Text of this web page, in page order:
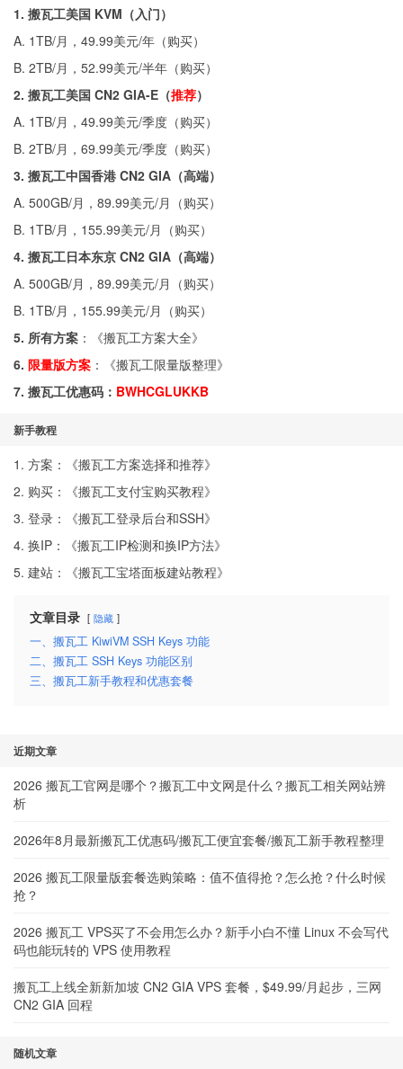
1. 搬瓦工美国 KVM（入门）
A. 1TB/月，49.99美元/年（购买）
B. 2TB/月，52.99美元/半年（购买）
2. 搬瓦工美国 CN2 GIA-E（推荐）
A. 1TB/月，49.99美元/季度（购买）
B. 2TB/月，69.99美元/季度（购买）
3. 搬瓦工中国香港 CN2 GIA（高端）
A. 500GB/月，89.99美元/月（购买）
B. 1TB/月，155.99美元/月（购买）
4. 搬瓦工日本东京 CN2 GIA（高端）
A. 500GB/月，89.99美元/月（购买）
B. 1TB/月，155.99美元/月（购买）
5. 所有方案 ：《搬瓦工方案大全》
6. 限量版方案 ：《搬瓦工限量版整理》
7. 搬瓦工优惠码： BWHCGLUKKB
新手教程
1. 方案：《搬瓦工方案选择和推荐》
2. 购买：《搬瓦工支付宝购买教程》
3. 登录：《搬瓦工登录后台和SSH》
4. 换IP：《搬瓦工IP检测和换IP方法》
5. 建站：《搬瓦工宝塔面板建站教程》
文章目录 隐藏
一、搬瓦工 KiwiVM SSH Keys 功能
二、搬瓦工 SSH Keys 功能区别
三、搬瓦工新手教程和优惠套餐
近期文章
2026 搬瓦工官网是哪个？搬瓦工中文网是什么？搬瓦工相关网站辨
析
2026年8月最新搬瓦工优惠码/搬瓦工便宜套餐/搬瓦工新手教程整理
2026 搬瓦工限量版套餐选购策略：值不值得抢？怎么抢？什么时候
抢？
2026 搬瓦工 VPS买了不会用怎么办？新手小白不懂 Linux 不会写代
码也能玩转的 VPS 使用教程
搬瓦工上线全新新加坡 CN2 GIA VPS 套餐，$49.99/月起步，三网
CN2 GIA 回程
随机文章